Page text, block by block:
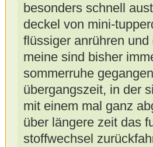
besonders schnell
deckel von mini-
flüssiger anrühren
meine sind bisher
sommerruhe
übergangszeit, in der
mit einem mal ganz
über längere zeit das
stoffwechsel